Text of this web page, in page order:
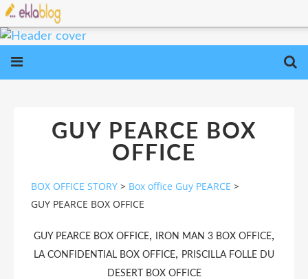
GUY PEARCE BOX
OFFICE
BOX OFFICE STORY > Box office Guy PEARCE >
GUY PEARCE BOX OFFICE
GUY PEARCE BOX OFFICE, IRON MAN 3 BOX OFFICE,
LA CONFIDENTIAL BOX OFFICE, PRISCILLA FOLLE DU
DESERT BOX OFFICE